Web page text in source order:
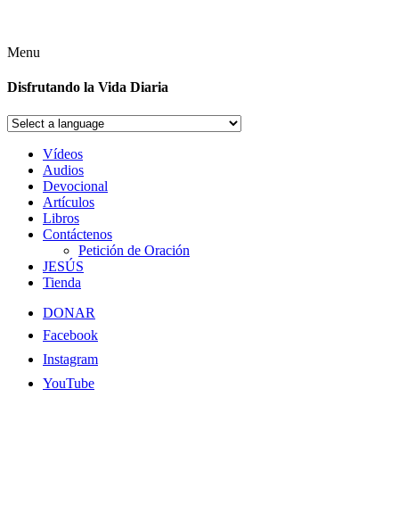
Menu
Disfrutando la Vida Diaria
Vídeos
Audios
Devocional
Artículos
Libros
Contáctenos
Petición de Oración
JESÚS
Tienda
DONAR
Facebook
Instagram
YouTube